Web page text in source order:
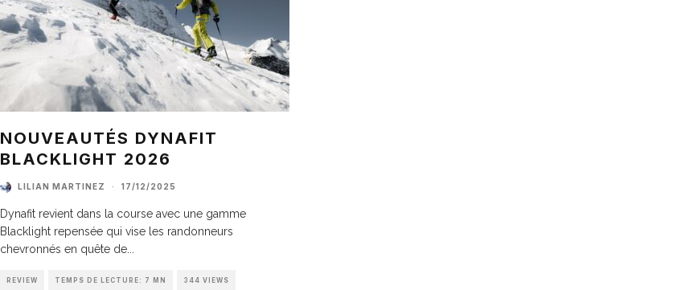
NOUVEAUTÉS DYNAFIT
BLACKLIGHT 2026
LILIAN MARTINEZ · 17/12/2025
Dynafit revient dans la course avec une gamme
Blacklight repensée qui vise les randonneurs
chevronnés en quête de
REVIEW TEMPS DE LECTURE: 7 MN 344 VIEWS